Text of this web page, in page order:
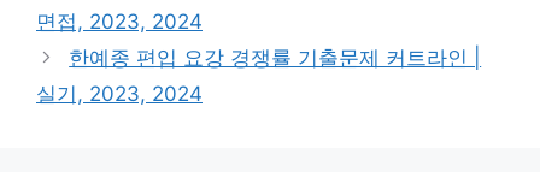
면접, 2023, 2024
한예종 편입 요강 경쟁률 기출문제 커트라인 |
실기, 2023, 2024